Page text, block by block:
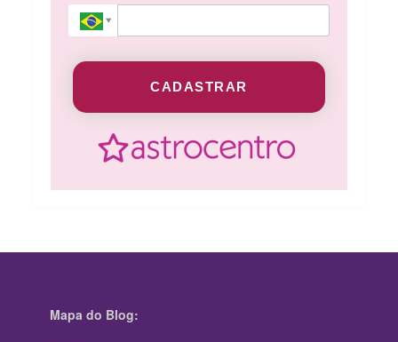
CADASTRAR
Mapa do Blog: